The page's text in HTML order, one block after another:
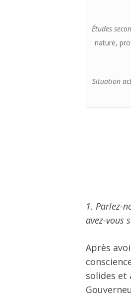
Études
nature,
Situation
1. Parlez-
avez-vous
Après
solides et